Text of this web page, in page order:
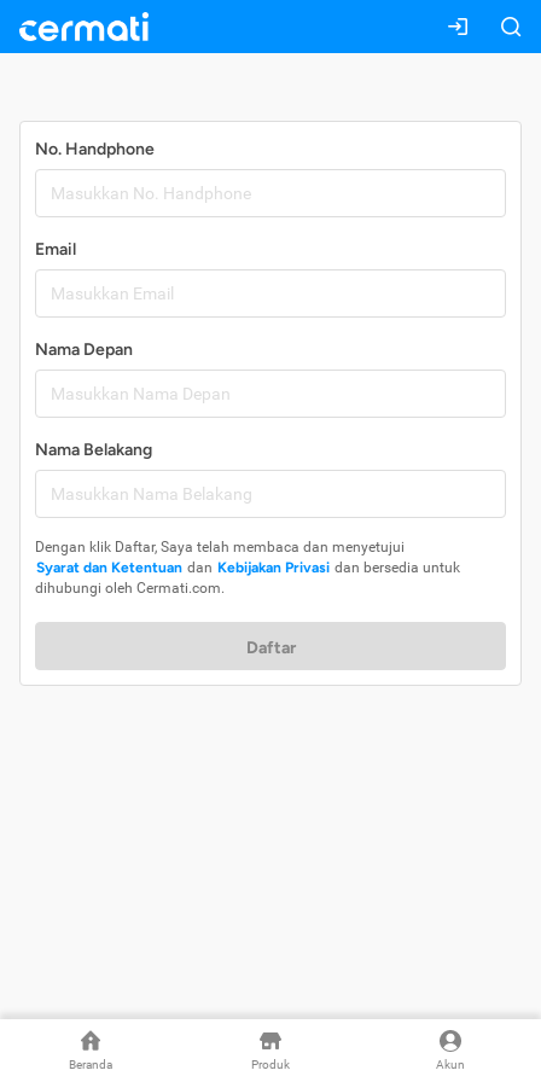
Beranda Produk Akun
No. Handphone
Email
Nama Depan
Nama Belakang
Dengan klik Daftar, Saya telah membaca dan menyetujui
Syarat dan Ketentuan dan Kebijakan Privasi dan bersedia untuk
dihubungi oleh Cermati.com.
Daftar